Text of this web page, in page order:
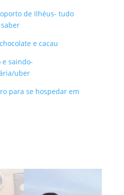
de Ilhéus- tudo
e cacau
e saindo-
uber
para se hospedar em